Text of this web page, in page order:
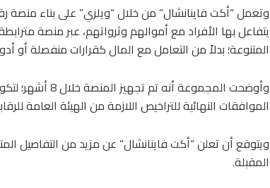
وتعمل “أكت فاينانشال” من خلال “ويلزي” على بناء منصة
يتفاعل بها الأفراد مع أموالهم وثرواتهم، عبر منصة
المتنوعة؛ بدلاً من التعامل مع المال كقرارات منفصلة أو
وأوضحت
الموافقات النهائية للتراخيص اللازمة من الهيئة العامة
ويتوقع أن تعلن “أكت فاينانشال” عن مزيد من التفاصيل
المقبلة.